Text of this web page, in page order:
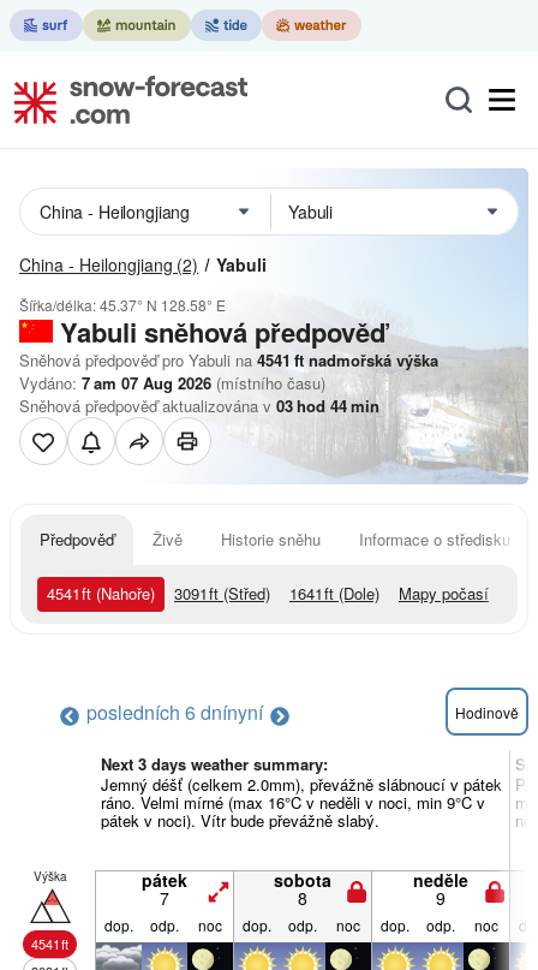
China - Heilongjiang (2) Yabuli
Šířka/délka:45.37° N 128.58° E
Yabuli sněhová předpověď
Sněhová předpověď pro Yabuli na 4541 ft nadmořská výška
Vydáno: 7 am 07 Aug 2026 (místního času)
Sněhová předpověď aktualizována v 03hod 44min
Předpověď Živě Historie sněhu Informace o středisku
4541ft (Nahoře) 3091ft (Střed) 1641ft (Dole) Mapy počasí
posledních 6 dnínyní Hodinově
Next 3 days weather summary:
Jemný déšť (celkem 2.0mm), převážně slábnoucí v pátek
ráno. Velmi mírné (max 16°C v neděli v noci, min 9°C v
pátek v noci). Vítr bude převážně slabý.
Výška
4541ft
pátek
7
sobota
8
neděle
9
dop. odp. noc dop. odp. noc dop. odp. noc